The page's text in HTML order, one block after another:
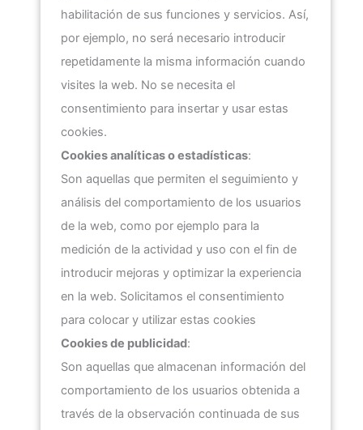
habilitación de sus funciones y servicios. Así,
por ejemplo, no será necesario introducir
repetidamente la misma información cuando
visites la web. No se necesita el
consentimiento para insertar y usar estas
cookies.
Cookies analíticas o estadísticas:
Son aquellas que permiten el seguimiento y
análisis del comportamiento de los usuarios
de la web, como por ejemplo para la
medición de la actividad y uso con el fin de
introducir mejoras y optimizar la experiencia
en la web. Solicitamos el consentimiento
para colocar y utilizar estas cookies
Cookies de publicidad:
Son aquellas que almacenan información del
comportamiento de los usuarios obtenida a
través de la observación continuada de sus